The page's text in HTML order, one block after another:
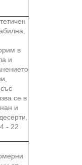
в
и
се в
и
- 22